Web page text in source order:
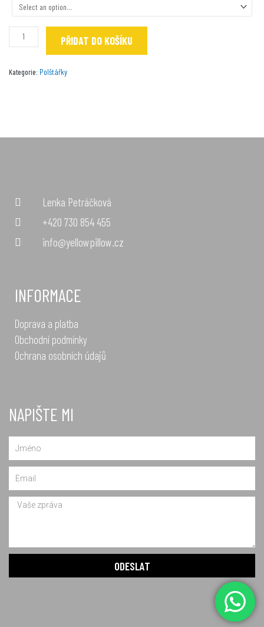
vintage
množství
PŘIDAT DO KOŠÍKU
Kategorie: Polštářky
Lenka Petráčková
+420 730 854 455
info@yellowpillow.cz
INFORMACE
Doprava a platba
Obchodní podmínky
Ochrana osobních údajů
NAPIŠTE MI
Message
ODESLAT